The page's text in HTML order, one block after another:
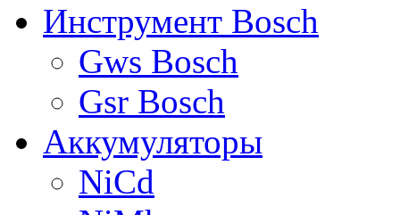
Инструмент Bosch
Gws Bosch
Gsr Bosch
Аккумуляторы
NiCd